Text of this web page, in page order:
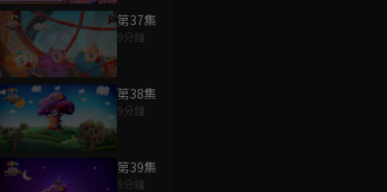
第37集
9分鐘
第38集
9分鐘
第39集
9分鐘